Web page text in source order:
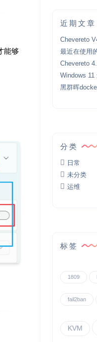
能够
近期文章
Chevereto
最近在使用
Chevereto
Windows 11
黑群晖
分类
日常
未分类
运维
标签
1809
fail2ban
KVM